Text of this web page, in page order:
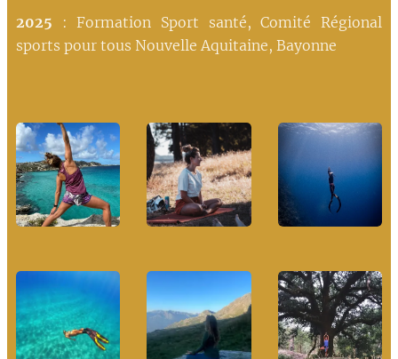
2025 : Formation Sport santé, Comité Régional
sports pour tous Nouvelle Aquitaine, Bayonne